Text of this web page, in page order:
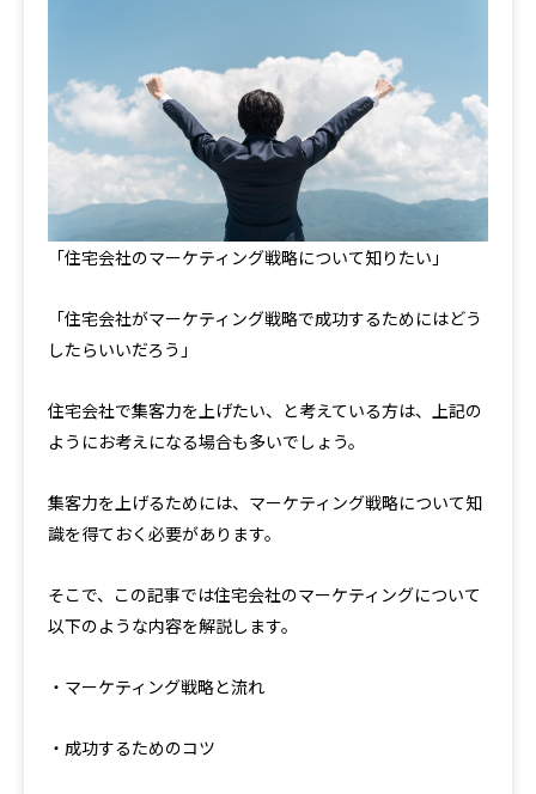
「住宅会社のマーケティング戦略について知りたい」
「住宅会社がマーケティング戦略で成功するためにはどう
したらいいだろう」
住宅会社で集客力を上げたい、と考えている方は、上記の
ようにお考えになる場合も多いでしょう。
集客力を上げるためには、マーケティング戦略について知
識を得ておく必要があります。
そこで、この記事では住宅会社のマーケティングについて
以下のような内容を解説します。
・マーケティング戦略と流れ
・成功するためのコツ